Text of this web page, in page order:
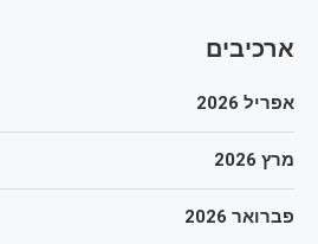
ארכיבים
אפריל 2026
מרץ 2026
פברואר 2026